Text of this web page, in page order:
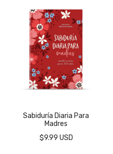
Sabiduría Diaria Para
Madres
$9.99 USD